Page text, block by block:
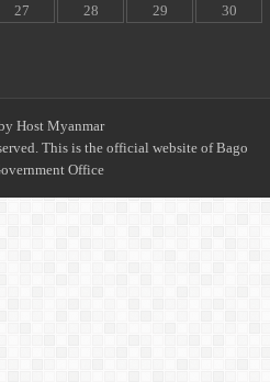
27 28 29
30
Host Myanmar
This is the official website of Bago
Office